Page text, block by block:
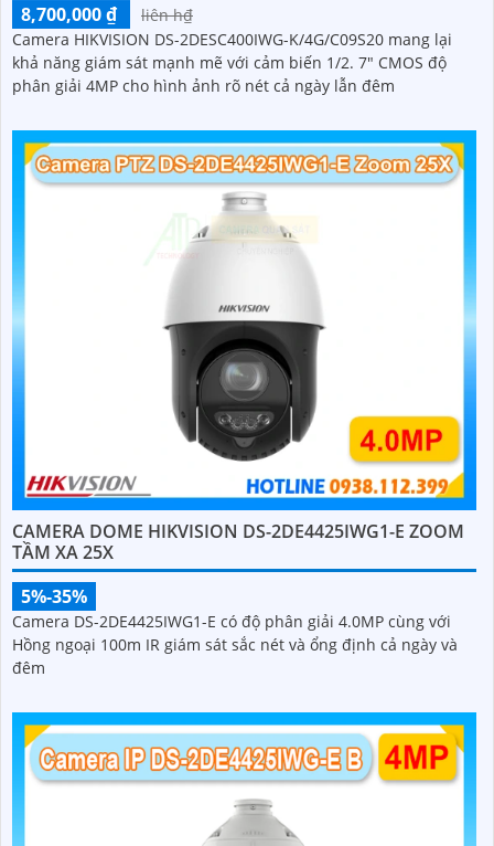
8,700,000 ₫
liên h₫
Camera HIKVISION DS-2DESC400IWG-K/4G/C09S20 mang lại
khả năng giám sát mạnh mẽ với cảm biến 1/2. 7" CMOS độ
phân giải 4MP cho hình ảnh rõ nét cả ngày lẫn đêm
CAMERA DOME HIKVISION DS-2DE4425IWG1-E ZOOM
TẦM XA 25X
5%-35%
Camera DS-2DE4425IWG1-E có độ phân giải 4.0MP cùng với
Hồng ngoại 100m IR giám sát sắc nét và ổng định cả ngày và
đêm